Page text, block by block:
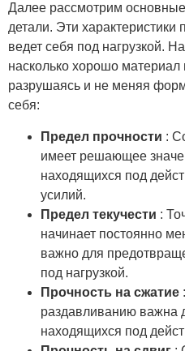
Далее рассмотрим
детали. Эти характеристики
ведет себя под нагрузкой.
насколько хорошо материал
разрушаясь и не меняя
себя:
Предел прочности :
имеет решающее
находящихся под
усилий.
Предел текучести :
начинает постоянно
важно для
под нагрузкой.
Прочность на сжатие
раздавливанию важна
находящихся под